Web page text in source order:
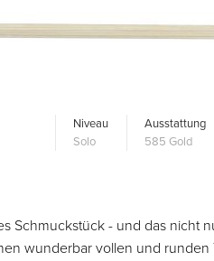
Niveau
Solo
Ausstattung
585 Gold
Schmuckstück - und das nicht
wunderbar vollen und